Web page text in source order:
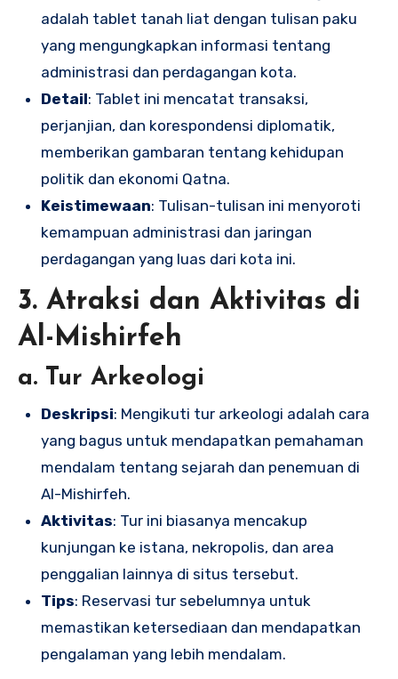
adalah tablet tanah liat dengan tulisan paku
yang mengungkapkan informasi tentang
administrasi dan perdagangan kota.
Detail: Tablet ini mencatat transaksi,
perjanjian, dan korespondensi diplomatik,
memberikan gambaran tentang kehidupan
politik dan ekonomi Qatna.
Keistimewaan: Tulisan-tulisan ini menyoroti
kemampuan administrasi dan jaringan
perdagangan yang luas dari kota ini.
3. Atraksi dan Aktivitas di
Al-Mishirfeh
a. Tur Arkeologi
Deskripsi: Mengikuti tur arkeologi adalah cara
yang bagus untuk mendapatkan pemahaman
mendalam tentang sejarah dan penemuan di
Al-Mishirfeh.
Aktivitas: Tur ini biasanya mencakup
kunjungan ke istana, nekropolis, dan area
penggalian lainnya di situs tersebut.
Tips: Reservasi tur sebelumnya untuk
memastikan ketersediaan dan mendapatkan
pengalaman yang lebih mendalam.